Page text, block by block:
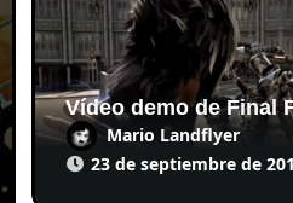
Vídeo demo de Final
Mario Landflyer
23 de septiembre de